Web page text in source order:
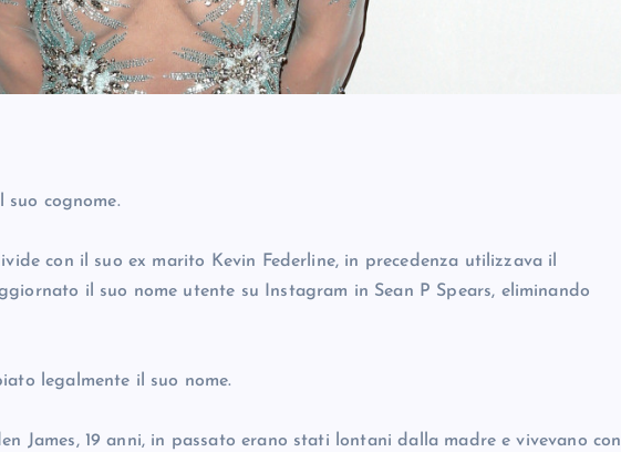
cognome.
con il suo ex marito Kevin Federline, in precedenza utilizzava il
il suo nome utente su Instagram in Sean P Spears, eliminando
legalmente il suo nome.
James, 19 anni, in passato erano stati lontani dalla madre e vivevano con